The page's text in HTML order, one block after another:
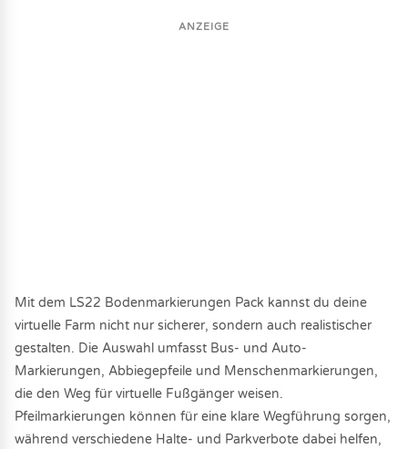
ANZEIGE
Mit dem LS22 Bodenmarkierungen Pack kannst du deine
virtuelle Farm nicht nur sicherer, sondern auch realistischer
gestalten. Die Auswahl umfasst Bus- und Auto-
Markierungen, Abbiegepfeile und Menschenmarkierungen,
die den Weg für virtuelle Fußgänger weisen.
Pfeilmarkierungen können für eine klare Wegführung sorgen,
während verschiedene Halte- und Parkverbote dabei helfen,